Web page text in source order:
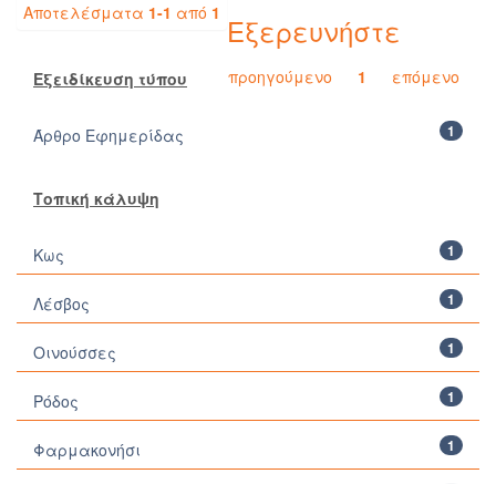
Αποτελέσματα 1-1 από 1
προηγούμενο 1 επόμενο
Εξερευνήστε
Εξειδίκευση τύπου
1
Άρθρο Εφημερίδας
Τοπική κάλυψη
1
Κως
1
Λέσβος
1
Οινούσσες
1
Ρόδος
1
Φαρμακονήσι